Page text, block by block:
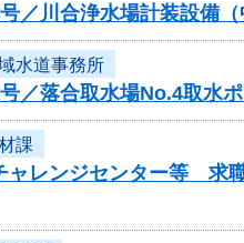
／川合浄水場計装設備
水道事務所
／落合取水場No.4取水
課
ャレンジセンター等 求